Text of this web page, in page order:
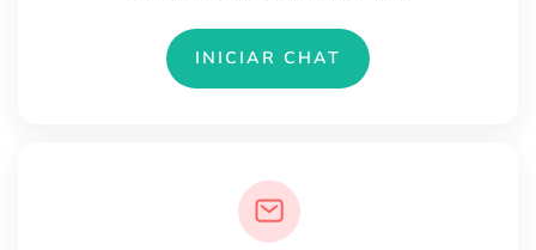
INICIAR CHAT